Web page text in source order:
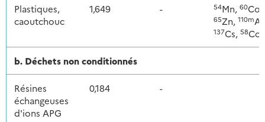
Plastiques,
caoutchouc
1,649 - 54Mn, 60Co,
65Zn, 110m
137Cs, 58Co
b. Déchets non conditionnés
Résines
échangeuses
d'ions APG
0,184 -